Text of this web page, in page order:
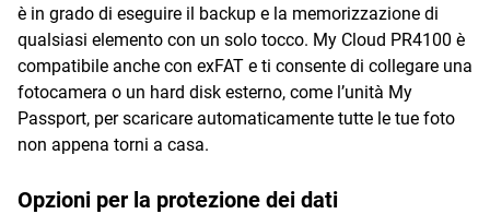
è in grado di eseguire il backup e la memorizzazione di
qualsiasi elemento con un solo tocco. My Cloud PR4100 è
compatibile anche con exFAT e ti consente di collegare una
fotocamera o un hard disk esterno, come l’unità My
Passport, per scaricare automaticamente tutte le tue foto
non appena torni a casa.
Opzioni per la protezione dei dati